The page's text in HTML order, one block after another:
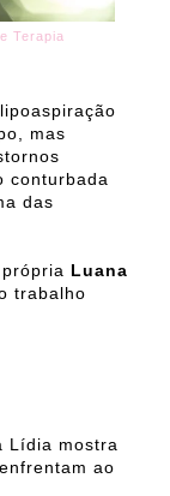
Terapia
mas
conturbada
das
Luana
trabalho
Lídia mostra
ao